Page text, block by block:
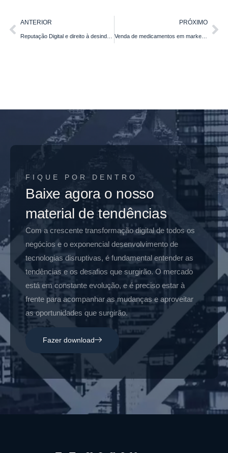
ANTERIOR PRÓXIMO
Venda de medicamentos em marketplaces: o que muda e o que ainda vai mudar
FIQUE POR DENTRO
Baixe agora o nosso
material de tendências
Com a crescente transformação digital de todos os
negócios e o exponencial desenvolvimento de
tecnologias disruptivas, é fundamental entender as
tendências e os desafios que surgirão. O mercado
está em constante evolução, e é preciso estar à
frente para acompanhar as mudanças e aproveitar
as oportunidades que surgirão.
Fazer download